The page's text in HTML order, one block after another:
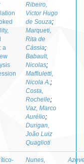
a
Ribeiro,
Victor Hugo
de Souza;
Marqueti,
Rita de
Cássia;
Babault,
Nicolas;
Maffiuletti,
Nicola A. ;
Costa,
Rochelle;
Vaz, Marco
Aurélio;
Durigan,
João Luiz
Quaglioti
Nunes,